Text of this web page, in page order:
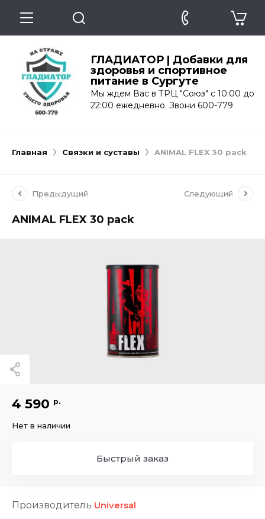
ГЛАДИАТОР | Добавки для
здоровья и спортивное
питание в Сургуте
Мы ждем Вас в ТРЦ "Союз" с 10:00 до
22:00 ежедневно. Звони 600-779
Главная Связки и суставы ANIMAL FLEX 30 pack
Предыдущий Следующий
ANIMAL FLEX 30 pack
Производитель Universal
4 590 р.
Нет в наличии
Быстрый заказ